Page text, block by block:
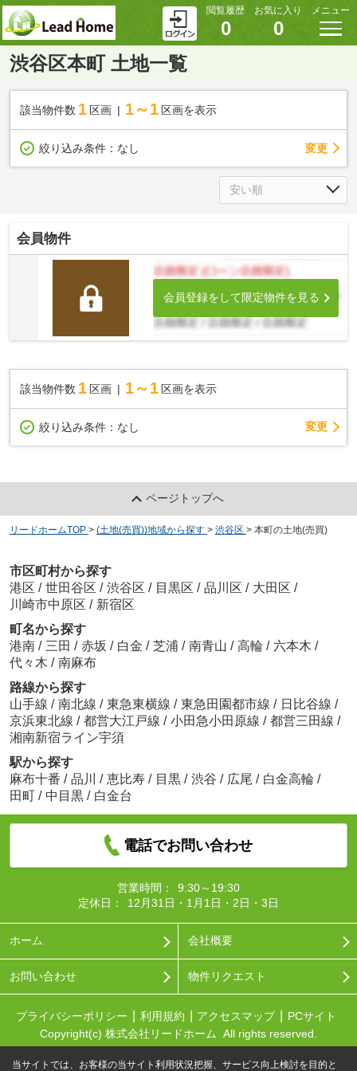
閲覧履歴
0
お気に入り
0
メニュー
渋谷区本町 土地一覧
該当物件数 1 区画 1～1 区画を表示
絞り込み条件： なし 変更
会員物件
会員登録をして限定物件を見る
該当物件数 1 区画 1～1 区画を表示
絞り込み条件： なし 変更
ページトップへ
リードホームTOP > (土地(売買))地域から探す > 渋谷区 > 本町の土地(売買)
市区町村から探す
港区 / 世田谷区 / 渋谷区 / 目黒区 / 品川区 / 大田区 /
川崎市中原区 / 新宿区
町名から探す
港南 / 三田 / 赤坂 / 白金 / 芝浦 / 南青山 / 高輪 / 六本木 /
代々木 / 南麻布
路線から探す
山手線 / 南北線 / 東急東横線 / 東急田園都市線 / 日比谷線 /
京浜東北線 / 都営大江戸線 / 小田急小田原線 / 都営三田線 /
湘南新宿ライン宇須
駅から探す
麻布十番 / 品川 / 恵比寿 / 目黒 / 渋谷 / 広尾 / 白金高輪 /
田町 / 中目黒 / 白金台
電話でお問い合わせ
営業時間：
9:30～19:30
定休日：
12月31日・1月1日・2日・3日
ホーム 会社概要
お問い合わせ 物件リクエスト
プライバシーポリシー 利用規約 アクセスマップ
PCサイト
Copyright(c) 株式会社リードホーム All rights reserved.
当サイトでは、お客様の当サイト利用状況把握、サービス向上検討を目的と